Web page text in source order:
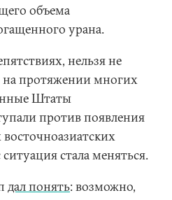
объема
урана.
нельзя не
протяжении многих
Штаты
против появления
стала меняться.
дал понять: возможно,